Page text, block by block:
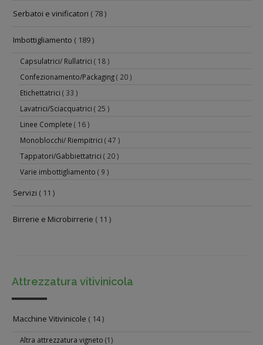
Serbatoi e vinificatori ( 78 )
Imbottigliamento ( 189 )
Capsulatrici/ Rullatrici ( 18 )
Confezionamento/Packaging ( 20 )
Etichettatrici ( 33 )
Lavatrici/Sciacquatrici ( 25 )
Linee Complete ( 16 )
Monoblocchi/ Riempitrici ( 47 )
Tappatori/Gabbiettatrici ( 20 )
Varie imbottigliamento ( 9 )
Servizi ( 11 )
Birrerie e Microbirrerie ( 11 )
Attrezzatura vitivinicola
Macchine Vitivinicole ( 14 )
Altra attrezzatura vigneto(1)